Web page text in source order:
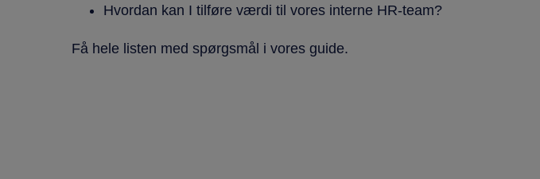
Hvordan kan I tilføre værdi til vores interne HR-team?
Få hele listen med spørgsmål i vores guide.